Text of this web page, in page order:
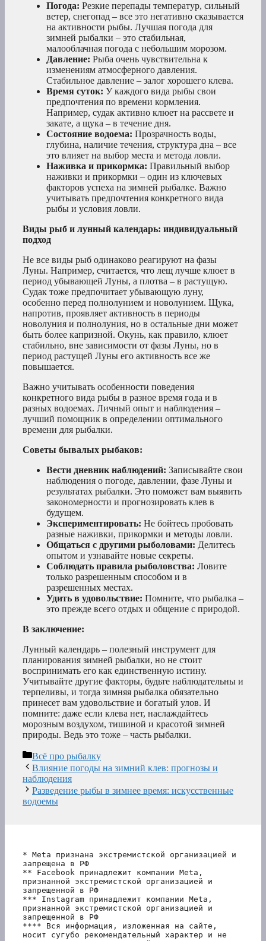
Погода: Резкие перепады температур, сильный
ветер, снегопад – все это негативно сказывается
на активности рыбы. Лучшая погода для
зимней рыбалки – это стабильная,
малооблачная погода с небольшим морозом.
Давление: Рыба очень чувствительна к
изменениям атмосферного давления.
Стабильное давление – залог хорошего клева.
Время суток: У каждого вида рыбы свои
предпочтения по времени кормления.
Например, судак активно клюет на рассвете и
закате, а щука – в течение дня.
Состояние водоема: Прозрачность воды,
глубина, наличие течения, структура дна – все
это влияет на выбор места и метода ловли.
Наживка и прикормка: Правильный выбор
наживки и прикормки – один из ключевых
факторов успеха на зимней рыбалке. Важно
учитывать предпочтения конкретного вида
рыбы и условия ловли.
Виды рыб и лунный календарь: индивидуальный
подход
Не все виды рыб одинаково реагируют на фазы
Луны. Например, считается, что лещ лучше клюет в
период убывающей Луны, а плотва – в растущую.
Судак тоже предпочитает убывающую луну,
особенно перед полнолунием и новолунием. Щука,
напротив, проявляет активность в периоды
новолуния и полнолуния, но в остальные дни может
быть более капризной. Окунь, как правило, клюет
стабильно, вне зависимости от фазы Луны, но в
период растущей Луны его активность все же
повышается.
Важно учитывать особенности поведения
конкретного вида рыбы в разное время года и в
разных водоемах. Личный опыт и наблюдения –
лучший помощник в определении оптимального
времени для рыбалки.
Советы бывалых рыбаков:
Вести дневник наблюдений: Записывайте свои
наблюдения о погоде, давлении, фазе Луны и
результатах рыбалки. Это поможет вам выявить
закономерности и прогнозировать клев в
будущем.
Экспериментировать: Не бойтесь пробовать
разные наживки, прикормки и методы ловли.
Общаться с другими рыболовами: Делитесь
опытом и узнавайте новые секреты.
Соблюдать правила рыболовства: Ловите
только разрешенным способом и в
разрешенных местах.
Удить в удовольствие: Помните, что рыбалка –
это прежде всего отдых и общение с природой.
В заключение:
Лунный календарь – полезный инструмент для
планирования зимней рыбалки, но не стоит
воспринимать его как единственную истину.
Учитывайте другие факторы, будьте наблюдательны и
терпеливы, и тогда зимняя рыбалка обязательно
принесет вам удовольствие и богатый улов. И
помните: даже если клева нет, наслаждайтесь
морозным воздухом, тишиной и красотой зимней
природы. Ведь это тоже – часть рыбалки.
Рубрики
Всё про рыбалку
Влияние погоды на зимний клев: прогнозы и
наблюдения
Разведение рыбы в зимнее время: искусственные
водоемы
* Meta признана экстремистской организацией и
запрещена в РФ
** Facebook принадлежит компании Meta,
признанной экстремистской организацией и
запрещенной в РФ
*** Instagram принадлежит компании Meta,
признанной экстремистской организацией и
запрещенной в РФ
**** Вся информация, изложенная на сайте,
носит сугубо рекомендательный характер и не